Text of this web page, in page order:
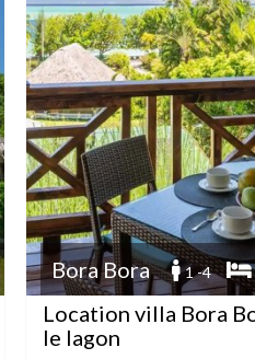
Bora Bora 1 -4
Location villa Bora
le lagon